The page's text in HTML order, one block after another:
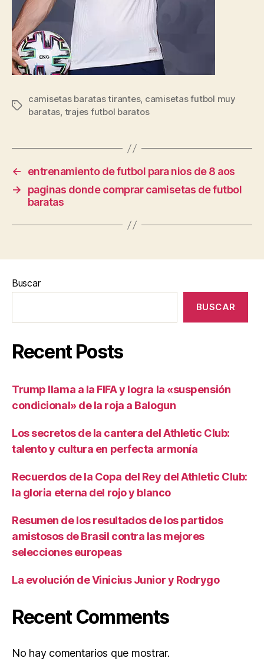
Etiquetas
camisetas baratas tirantes, camisetas futbol muy
baratas, trajes futbol baratos
←
entrenamiento de futbol para nios de 8 aos
→
paginas donde comprar camisetas de futbol
baratas
Buscar
BUSCAR
Recent Posts
Trump llama a la FIFA y logra la «suspensión
condicional» de la roja a Balogun
Los secretos de la cantera del Athletic Club:
talento y cultura en perfecta armonía
Recuerdos de la Copa del Rey del Athletic Club:
la gloria eterna del rojo y blanco
Resumen de los resultados de los partidos
amistosos de Brasil contra las mejores
selecciones europeas
La evolución de Vinicius Junior y Rodrygo
Recent Comments
No hay comentarios que mostrar.